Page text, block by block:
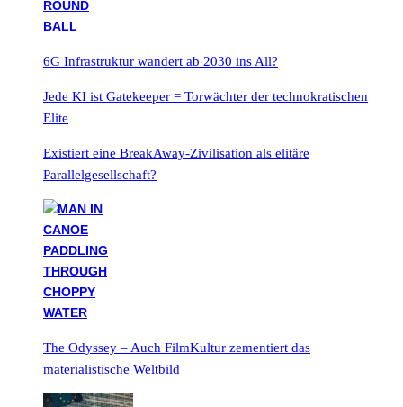
6G Infrastruktur wandert ab 2030 ins All?
Jede KI ist Gatekeeper = Torwächter der technokratischen
Elite
Existiert eine BreakAway-Zivilisation als elitäre
Parallelgesellschaft?
The Odyssey – Auch FilmKultur zementiert das
materialistische Weltbild